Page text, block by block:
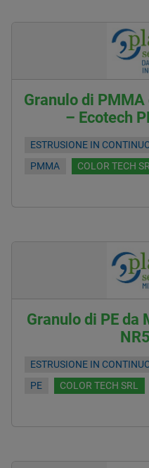
Granulo di
– Ecotech
ESTRUSIONE IN
PMMA
COLOR TECH
Granulo di PE da
ESTRUSIONE IN
PE
COLOR TECH SRL